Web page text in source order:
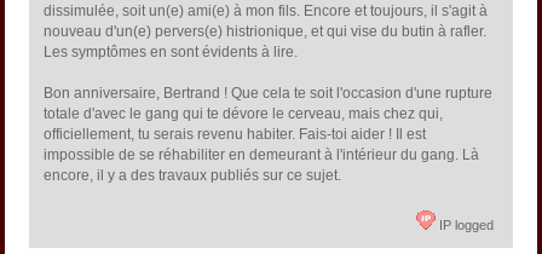
dissimulée, soit un(e) ami(e) à mon fils. Encore et toujours, il s'agit à
nouveau d'un(e) pervers(e) histrionique, et qui vise du butin à rafler.
Les symptômes en sont évidents à lire.
Bon anniversaire, Bertrand ! Que cela te soit l'occasion d'une rupture
totale d'avec le gang qui te dévore le cerveau, mais chez qui,
officiellement, tu serais revenu habiter. Fais-toi aider ! Il est
impossible de se réhabiliter en demeurant à l'intérieur du gang. Là
encore, il y a des travaux publiés sur ce sujet.
IP logged